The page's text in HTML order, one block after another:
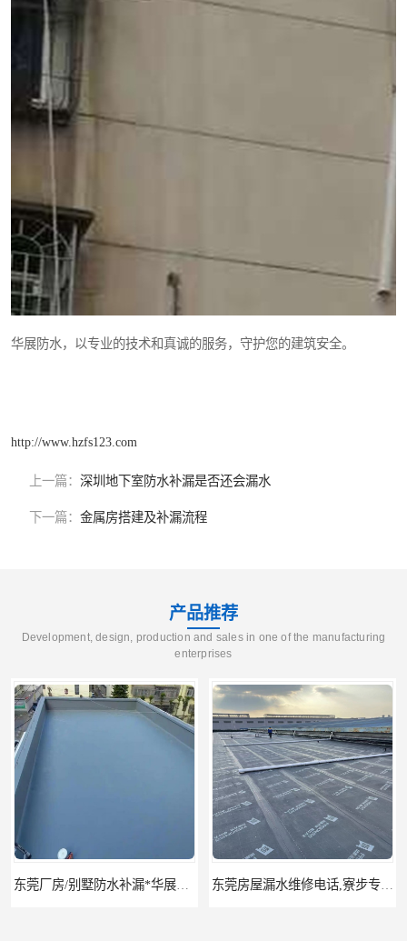
华展防水，以专业的技术和真诚的服务，守护您的建筑安全。
http://www.hzfs123.com
上一篇： 深圳地下室防水补漏是否还会漏水
下一篇： 金属房搭建及补漏流程
产品推荐
Development, design, production and sales in one of the manufacturing
enterprises
东莞厂房/别墅防水补漏*华展防水，技术全面、专业靠谱 东莞房屋漏水维修电话,寮步专业房屋防水补漏，专业厂房渗漏水维修